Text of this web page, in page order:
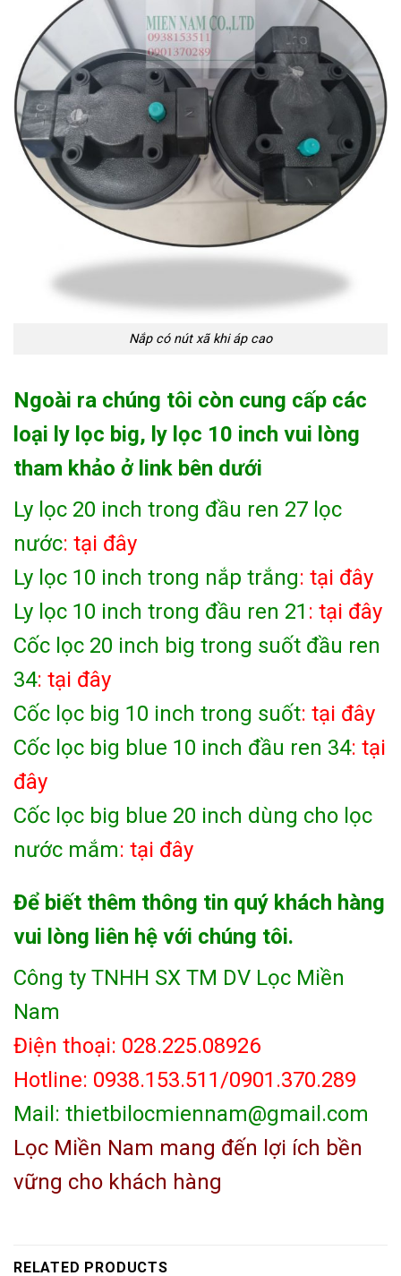
Nắp có nút xã khi áp cao
Ngoài ra chúng tôi còn cung cấp các
loại ly lọc big, ly lọc 10 inch vui lòng
tham khảo ở link bên dưới
Ly lọc 20 inch trong đầu ren 27 lọc
nước: tại đây
Ly lọc 10 inch trong nắp trắng: tại đây
Ly lọc 10 inch trong đầu ren 21 : tại đây
Cốc lọc 20 inch big trong suốt đầu ren
34: tại đây
Cốc lọc big 10 inch trong suốt: tại đây
Cốc lọc big blue 10 inch đầu ren 34: tại
đây
Cốc lọc big blue 20 inch dùng cho lọc
nước mắm: tại đây
Để biết thêm thông tin quý khách hàng
vui lòng liên hệ với chúng tôi.
Công ty TNHH SX TM DV Lọc Miền
Nam
Điện thoại: 028.225.08926
Hotline: 0938.153.511/0901.370.289
Mail: thietbilocmiennam@gmail.com
Lọc Miền Nam mang đến lợi ích bền
vững cho khách hàng
RELATED PRODUCTS